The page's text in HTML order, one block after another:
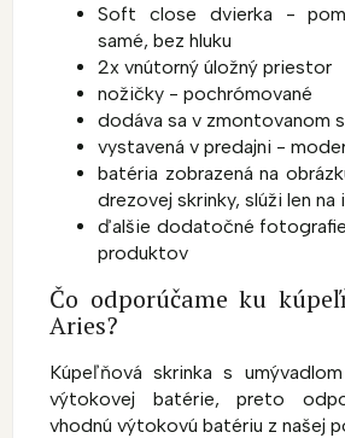
Soft close dvierka -
samé, bez hluku
2x vnútorný úložný priestor
nožičky - pochrómované
dodáva sa v zmontovanom
vystavená v predajni -
batéria zobrazená na
drezovej skrinky, slúži len na
ďalšie dodatočné
produktov
Čo odporúčame ku
Aries?
Kúpeľňová skrinka s
výtokovej batérie, preto
vhodnú výtokovú batériu z našej